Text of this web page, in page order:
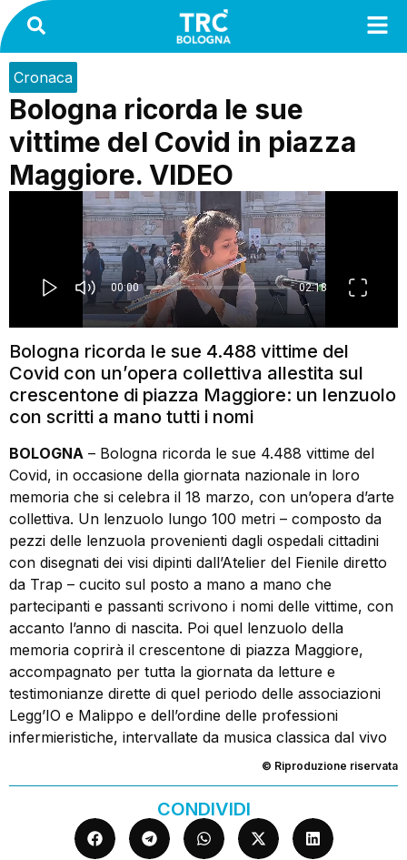
Cronaca
Bologna ricorda le sue
vittime del Covid in piazza
Maggiore. VIDEO
Bologna ricorda le sue 4.488 vittime del
Covid con un’opera collettiva allestita sul
crescentone di piazza Maggiore: un lenzuolo
con scritti a mano tutti i nomi
BOLOGNA – Bologna ricorda le sue 4.488 vittime del
Covid, in occasione della giornata nazionale in loro
memoria che si celebra il 18 marzo, con un’opera d’arte
collettiva. Un lenzuolo lungo 100 metri – composto da
pezzi delle lenzuola provenienti dagli ospedali cittadini
con disegnati dei visi dipinti dall’Atelier del Fienile diretto
da Trap – cucito sul posto a mano a mano che
partecipanti e passanti scrivono i nomi delle vittime, con
accanto l’anno di nascita. Poi quel lenzuolo della
memoria coprirà il crescentone di piazza Maggiore,
accompagnato per tutta la giornata da letture e
testimonianze dirette di quel periodo delle associazioni
Legg’IO e Malippo e dell’ordine delle professioni
infermieristiche, intervallate da musica classica dal vivo
© Riproduzione riservata
CONDIVIDI